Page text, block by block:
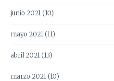
junio 2021(10)
mayo 2021(11)
abril 2021(13)
marzo 2021(10)